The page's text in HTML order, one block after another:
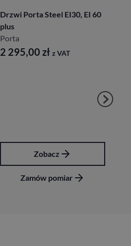
Drzwi Porta Steel EI30, EI 60
plus
Porta
2 295,00 zł z VAT
Zobacz
Zamów pomiar